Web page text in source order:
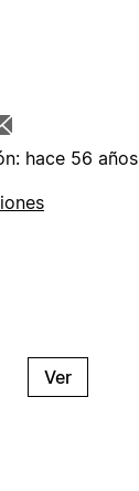
hace 56 años
Ver